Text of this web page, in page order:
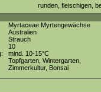
runden, fleischigen,
Myrtaceae Myrtengewächse
Australien
Strauch
10
mind. 10-15°C
Topfgarten, Wintergarten,
Zimmerkultur, Bonsai